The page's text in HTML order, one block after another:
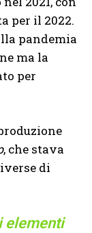
per il 2022.
pandemia
ma la
per
, che stava
di
elementi